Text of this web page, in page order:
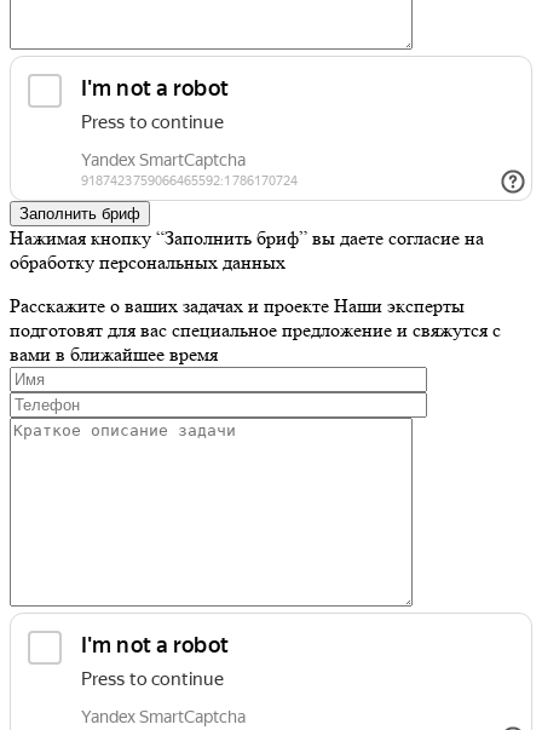
Заполнить бриф
Нажимая кнопку “Заполнить бриф” вы даете согласие на
обработку персональных данных
Расскажите о ваших задачах и проекте Наши эксперты
подготовят для вас специальное предложение и свяжутся с
вами в ближайшее время